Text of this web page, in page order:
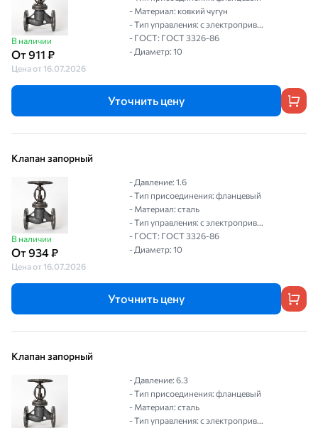
В наличии
От 911 ₽
Цена от 16.07.2026
- Материал: ковкий чугун
- Тип управления: с электроприв...
- ГОСТ: ГОСТ 3326-86
- Диаметр: 10
Уточнить цену
Клапан запорный
В наличии
От 934 ₽
Цена от 16.07.2026
- Давление: 1.6
- Тип присоединения: фланцевый
- Материал: сталь
- Тип управления: с электроприв...
- ГОСТ: ГОСТ 3326-86
- Диаметр: 10
Уточнить цену
Клапан запорный
- Давление: 6.3
- Тип присоединения: фланцевый
- Материал: сталь
- Тип управления: с электроприв...